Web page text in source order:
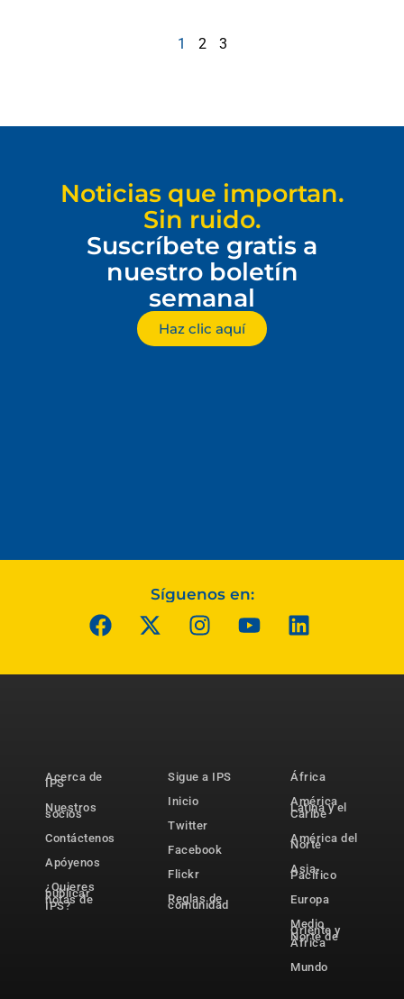
1 2 3
Noticias que importan.
Sin ruido.
Suscríbete gratis a
nuestro boletín
semanal
Haz clic aquí
Síguenos en:
Acerca de
IPS
Nuestros
socios
Contáctenos
Apóyenos
¿Quieres
publicar
notas de
IPS?
Sigue a IPS
Inicio
Twitter
Facebook
Flickr
Reglas de
comunidad
África
América
Latina y el
Caribe
América del
Norte
Asia-
Pacífico
Europa
Medio
Oriente y
Norte de
África
Mundo